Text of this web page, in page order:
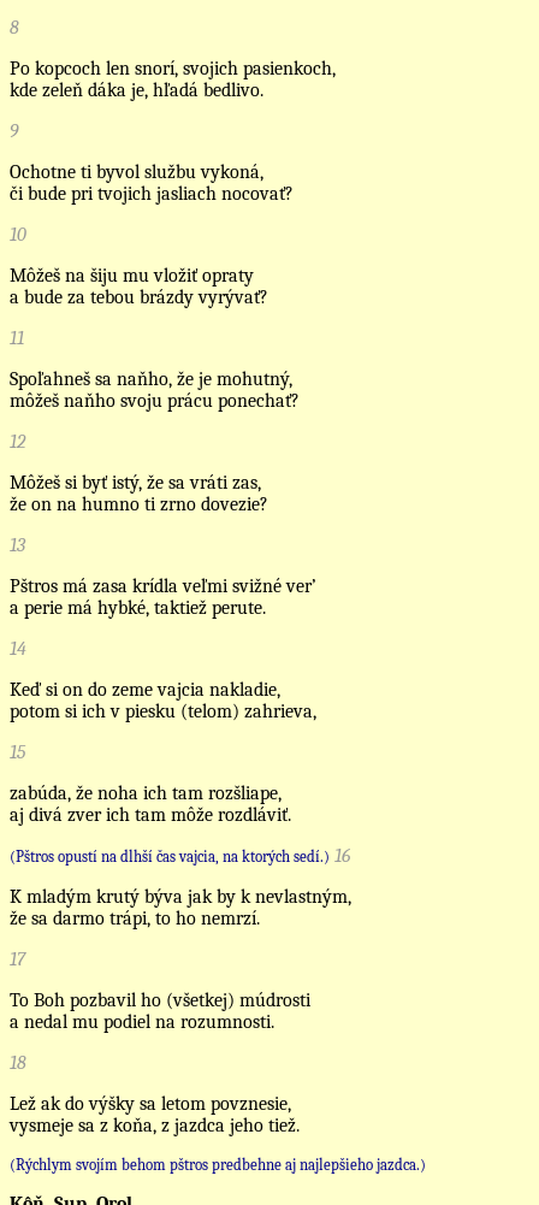
8
Po kopcoch len snorí, svojich pasienkoch,
kde zeleň dáka je, hľadá bedlivo.
9
Ochotne ti byvol službu vykoná,
či bude pri tvojich jasliach nocovať?
10
Môžeš na šiju mu vložiť opraty
a bude za tebou brázdy vyrývať?
11
Spoľahneš sa naňho, že je mohutný,
môžeš naňho svoju prácu ponechať?
12
Môžeš si byť istý, že sa vráti zas,
že on na humno ti zrno dovezie?
13
Pštros má zasa krídla veľmi svižné ver’
a perie má hybké, taktiež perute.
14
Keď si on do zeme vajcia nakladie,
potom si ich v piesku (telom) zahrieva,
15
zabúda, že noha ich tam rozšliape,
aj divá zver ich tam môže rozdláviť.
(Pštros opustí na dlhší čas vajcia, na ktorých sedí.) 16
K mladým krutý býva jak by k nevlastným,
že sa darmo trápi, to ho nemrzí.
17
To Boh pozbavil ho (všetkej) múdrosti
a nedal mu podiel na rozumnosti.
18
Lež ak do výšky sa letom povznesie,
vysmeje sa z koňa, z jazdca jeho tiež.
(Rýchlym svojím behom pštros predbehne aj najlepšieho jazdca.)